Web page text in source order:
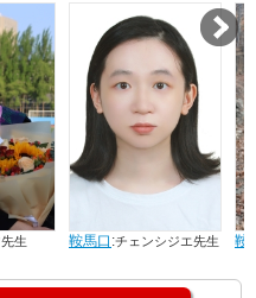
生 鞍馬口 :チェンシジエ先生 鞍